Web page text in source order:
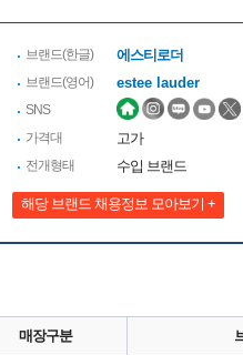
브랜드(한글) 에스티로더
브랜드(영어) estee lauder
SNS
가격대
고가
전개형태 수입 브랜드
해당 브랜드 채용정보 모아보기 +
매장구분